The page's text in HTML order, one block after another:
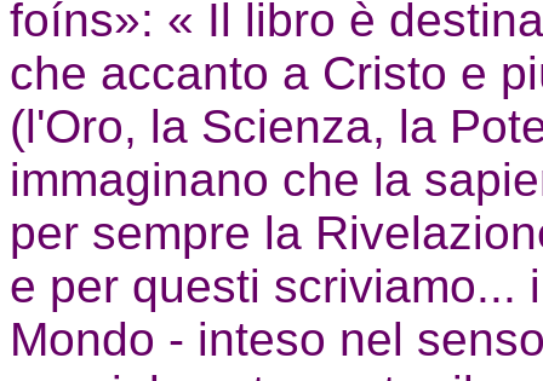
foíns»: « Il libro è
che accanto a Cristo e
(l'Oro, la Scienza, la
immaginano che la
per sempre la
e per questi scriviamo...
Mondo - inteso nel